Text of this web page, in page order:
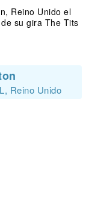
Reino Unido el
su gira The Tits
Reino Unido